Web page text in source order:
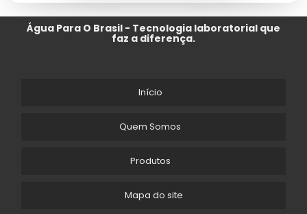
Água Para O Brasil - Tecnologia laboratorial que
faz a diferença.
Início
Quem Somos
Produtos
Mapa do site